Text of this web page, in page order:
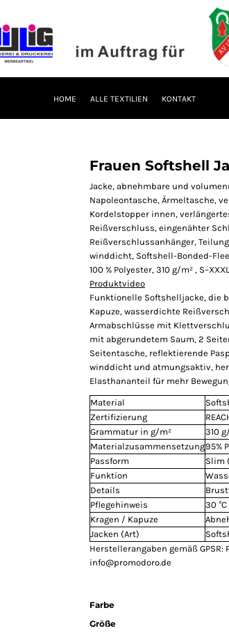
HOME ALLE TEXTILIEN KONTAKT
Frauen Softshell
Jacke, abnehmbare und
Napoleontasche, Ärmeltasche,
Kordelstopper innen,
Reißverschluss, eingenähter
Reißverschlussanhänger,
winddicht, Softshell-Bonded-
100 % Polyester, 310 g/m² ,
Produktvideo
Funktionelle Softshelljacke, die
Kapuze, wasserdichte
Armabschlüsse mit
mit abgerundetem Saum, 2
Seitentasche, reflektierende
winddicht und atmungsaktiv,
Elasthananteil für mehr
Material
Zertifizierung
Grammatur in g/m²
310
Materialzusammensetzung95%
Passform
Slim
Funktion
Details
Pflegehinweis
30
Kragen / Kapuze
Jacken (Art)
Herstellerangaben gemäß GPSR:
info@promodoro.de
Farbe
Größe